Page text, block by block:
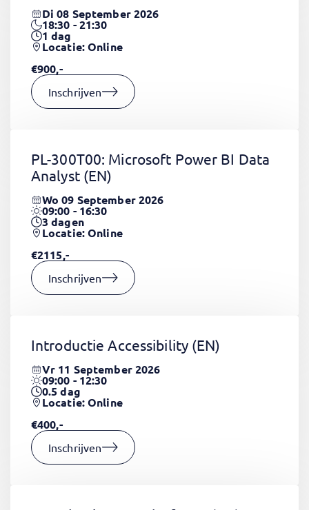
Di 08 September 2026
18:30 - 21:30
1dag
Locatie: Online
€900,-
Inschrijven
PL-300T00: Microsoft Power BI Data
Analyst (EN)
Wo 09 September 2026
09:00 - 16:30
3dagen
Locatie: Online
€2115,-
Inschrijven
Introductie Accessibility (EN)
Vr 11 September 2026
09:00 - 12:30
0.5dag
Locatie: Online
€400,-
Inschrijven